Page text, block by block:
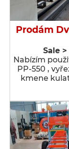
Prodám
Sale
Nabízím
PP-550 ,
kmene